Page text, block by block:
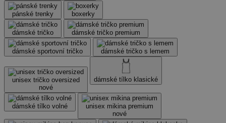
pánské trenky boxerky
dámské tričko dámské tričko premium
dámské sportovní tričko dámské tričko s lemem
unisex tričko oversized
nové
dámské tílko klasické
dámské tílko volné
unisex mikina premium
nové